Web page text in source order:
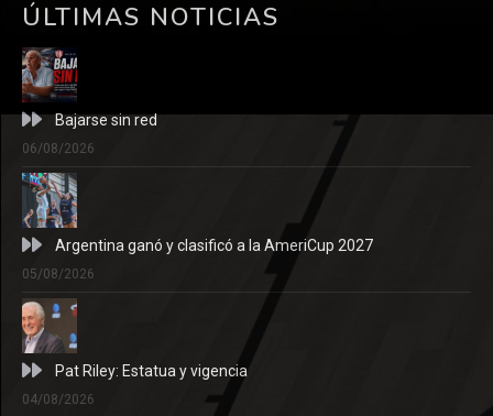
ÚLTIMAS NOTICIAS
Bajarse sin red
06/08/2026
Argentina ganó y clasificó a la AmeriCup 2027
05/08/2026
Pat Riley: Estatua y vigencia
04/08/2026